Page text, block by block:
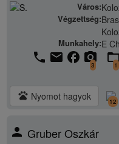
Város:
Végzettség:
Munkahely:E
phone email facebook camera_alt
3
folder_open
1
pets Nyomot hagyok 12
person Gruber Oszkár